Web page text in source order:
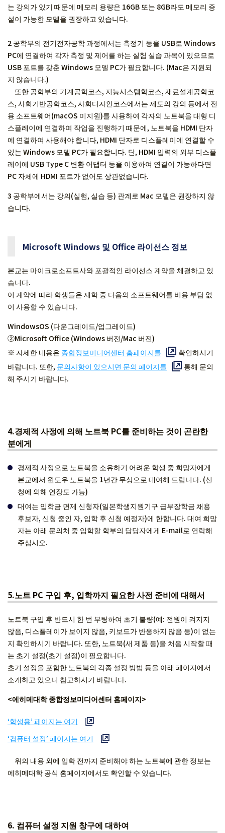
는 강의가 있기 때문에 메모리 용량은 16GB 또는 8GB라도 메모리 증
설이 가능한 모델을 권장하고 있습니다.
2 공학부의 전기전자공학 과정에서는 측정기 등을 USB로 Windows
PC에 연결하여 각자 측정 및 제어를 하는 실험 실습 과목이 있으므로
USB 포트를 갖춘 Windows 모델 PC가 필요합니다. (Mac은 지원되
지 않습니다.)
또한 공학부의 기계공학코스, 지능시스템학코스, 재료설계공학코
스, 사회기반공학코스, 사회디자인코스에서는 제도의 강의 등에서 전
용 소프트웨어(macOS 미지원)를 사용하여 각자의 노트북을 대형 디
스플레이에 연결하여 작업을 진행하기 때문에, 노트북을 HDMI 단자
에 연결하여 사용해야 합니다, HDMI 단자로 디스플레이에 연결할 수
있는 Windows 모델 PC가 필요합니다. 단, HDMI 입력의 외부 디스플
레이에 USB Type C 변환 어댑터 등을 이용하여 연결이 가능하다면
PC 자체에 HDMI 포트가 없어도 상관없습니다.
3 공학부에서는 강의(실험, 실습 등) 관계로 Mac 모델은 권장하지 않
습니다.
Microsoft Windows 및 Office 라이선스 정보
본교는 마이크로소프트사와 포괄적인 라이선스 계약을 체결하고 있
습니다.
이 계약에 따라 학생들은 재학 중 다음의 소프트웨어를 비용 부담 없
이 사용할 수 있습니다.
WindowsOS (다운그레이드/업그레이드)
②Microsoft Office (Windows 버전/Mac 버전)
※ 자세한 내용은 종합정보미디어센터 홈페이지를
확인하시기
바랍니다. 또한, 문의사항이 있으시면 문의 페이지를
통해 문의
해 주시기 바랍니다.
4.경제적 사정에 의해 노트북 PC를 준비하는 것이 곤란한
분에게
경제적 사정으로 노트북을 소유하기 어려운 학생 중 희망자에게
본교에서 윈도우 노트북을 1년간 무상으로 대여해 드립니다. (신
청에 의해 연장도 가능)
대여는 입학금 면제 신청자(일본학생지원기구 급부장학금 채용
후보자, 신청 중인 자, 입학 후 신청 예정자)에 한합니다. 대여 희망
자는 아래 문의처 중 입학할 학부의 담당자에게 E-mail로 연락해
주십시오.
5.노트 PC 구입 후, 입학까지 필요한 사전 준비에 대해서
노트북 구입 후 반드시 한 번 부팅하여 초기 불량(예: 전원이 켜지지
않음, 디스플레이가 보이지 않음, 키보드가 반응하지 않음 등)이 없는
지 확인하시기 바랍니다. 또한, 노트북(새 제품 등)을 처음 시작할 때
는 초기 설정(초기 설정)이 필요합니다.
초기 설정을 포함한 노트북의 각종 설정 방법 등을 아래 페이지에서
소개하고 있으니 참고하시기 바랍니다.
<에히메대학 종합정보미디어센터 홈페이지>
‘학생용’ 페이지는 여기
‘컴퓨터 설정’ 페이지는 여기
위의 내용 외에 입학 전까지 준비해야 하는 노트북에 관한 정보는
에히메대학 공식 홈페이지에서도 확인할 수 있습니다.
6. 컴퓨터 설정 지원 창구에 대하여